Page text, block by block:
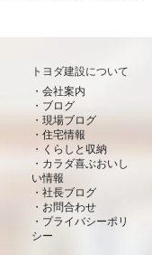
トヨダ建設について
会社案内
ブログ
現場ブログ
住宅情報
くらしと収納
カラダ喜ぶおいし
い情報
社長ブログ
お問合わせ
プライバシーポリ
シー